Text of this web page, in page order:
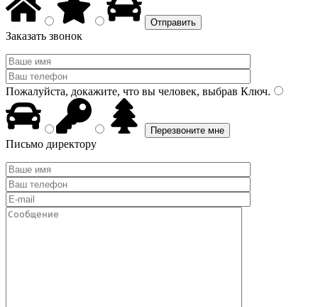
Заказать звонок
Пожалуйста, докажите, что вы человек, выбрав Ключ.
Письмо директору